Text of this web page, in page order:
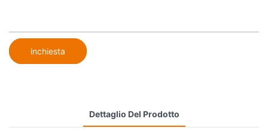
inchiesta
Dettaglio Del Prodotto